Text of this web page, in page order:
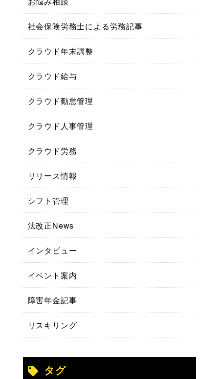
社会保険労務士による労務記事
クラウド年末調整
クラウド給与
クラウド勤怠管理
クラウド人事管理
クラウド労務
リリース情報
シフト管理
法改正News
インタビュー
イベント案内
障害年金記事
リスキリング
タグ